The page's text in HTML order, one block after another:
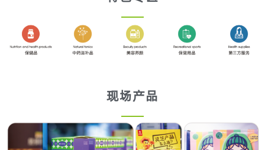
现场产品